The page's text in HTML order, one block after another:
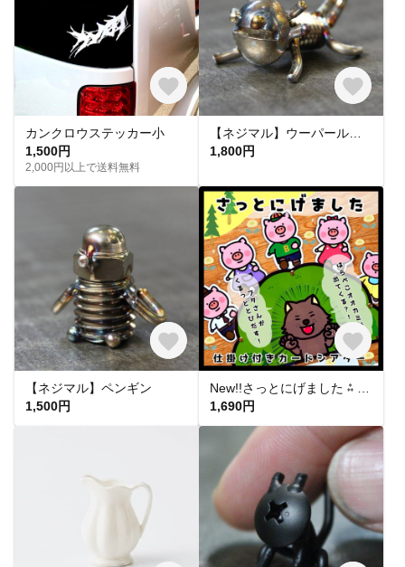
カンクロウステッカー小
1,500円
2,000円以上で送料無料
1,800円
【ネジマル】ペンギン
1,500円
1,690円